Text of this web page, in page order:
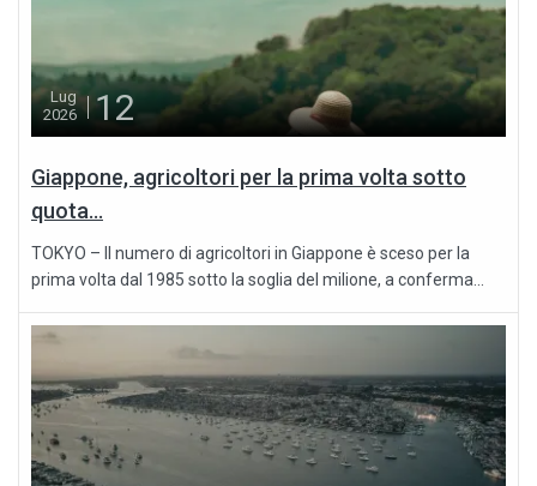
Lug
2026
12
Giappone, agricoltori per la prima volta sotto
quota...
TOKYO – Il numero di agricoltori in Giappone è sceso per la
prima volta dal 1985 sotto la soglia del milione, a conferma...